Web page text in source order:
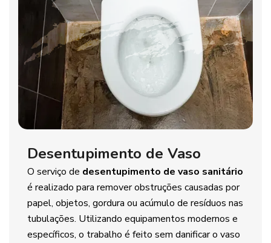
Desentupimento de Vaso
O serviço de desentupimento de vaso sanitário
é realizado para remover obstruções causadas por
papel, objetos, gordura ou acúmulo de resíduos nas
tubulações. Utilizando equipamentos modernos e
específicos, o trabalho é feito sem danificar o vaso